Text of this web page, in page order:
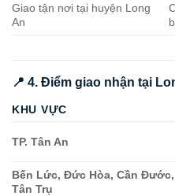
Giao tận nơi tại huyện Long
An
📍 4. Điểm giao nhận tại
KHU VỰC
TP. Tân An
Bến Lức, Đức Hòa, Cần Đước,
Tân Trụ